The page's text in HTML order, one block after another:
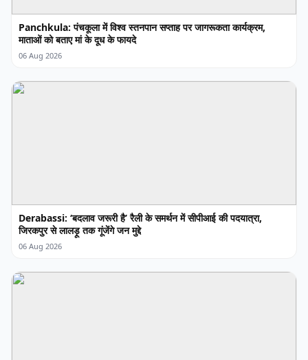
Panchkula: पंचकूला में विश्व स्तनपान सप्ताह पर जागरूकता कार्यक्रम,
माताओं को बताए मां के दूध के फायदे
06 Aug 2026
Derabassi: ‘बदलाव जरूरी है’ रैली के समर्थन में सीपीआई की पदयात्रा,
जिरकपुर से लालड़ू तक गूंजेंगे जन मुद्दे
06 Aug 2026